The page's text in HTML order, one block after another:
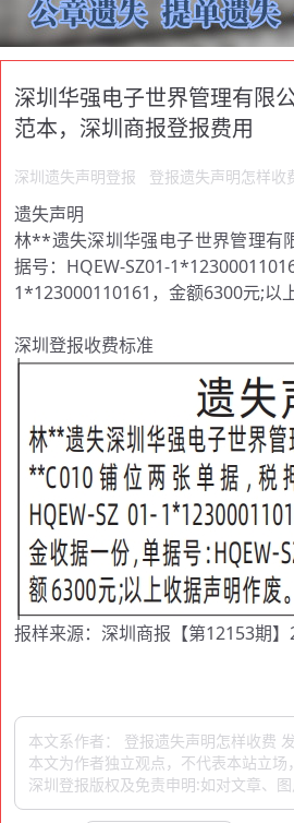
深圳华强电子世界管理有限
范本，深圳商报登报费用
深圳遗失声明登报 登报遗失声明怎样收
遗失声明
林**遗失深圳华强电子世界管理有
据号：HQEW-SZ01-
1*123000110161，金额6300元;以
深圳登报收费标准
报样来源：深圳商报【第12153期
本文系作者： 登报遗失声明怎样收费
本文为作者独立观点，不代表本站立场
深圳登报版权及免责申明:如对文章、